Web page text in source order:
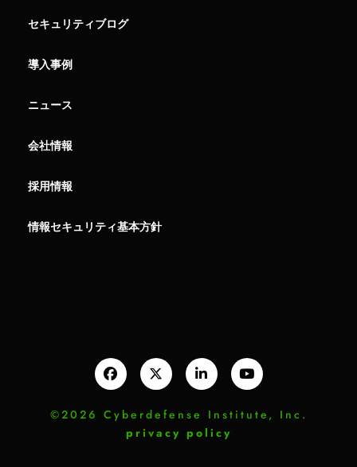
セキュリティブログ
導入事例
ニュース
会社情報
採用情報
情報セキュリティ基本方針
©2026 Cyberdefense Institute, Inc.
privacy policy